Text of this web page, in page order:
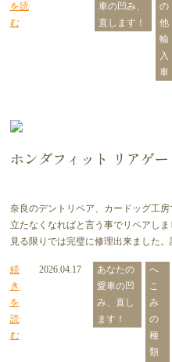
を読
む
車の凹み、
直します！
の
他
輸
入
車
ホンダフィット リアゲ
奈良のデントリペア、カードッグ工
立たなくなればと言う事でリペアし
見る限りでは完璧に修理出来ました
続
き
を
読
む
2026.04.17
あなたの
愛車の凹
み、直し
ます！
へ
こ
み
の
種
類